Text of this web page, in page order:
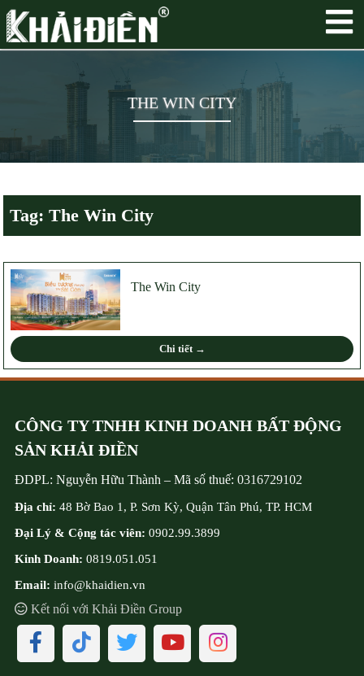
THE WIN CITY
Tag: The Win City
The Win City
Chi tiết →
CÔNG TY TNHH KINH DOANH BẤT ĐỘNG
SẢN KHẢI ĐIỀN
ĐDPL: Nguyễn Hữu Thành – Mã số thuế: 0316729102
Địa chỉ: 48 Bờ Bao 1, P. Sơn Kỳ, Quận Tân Phú, TP. HCM
Đại Lý & Cộng tác viên: 0902.99.3899
Kinh Doanh: 0819.051.051
Email: info@khaidien.vn
Kết nối với Khải Điền Group